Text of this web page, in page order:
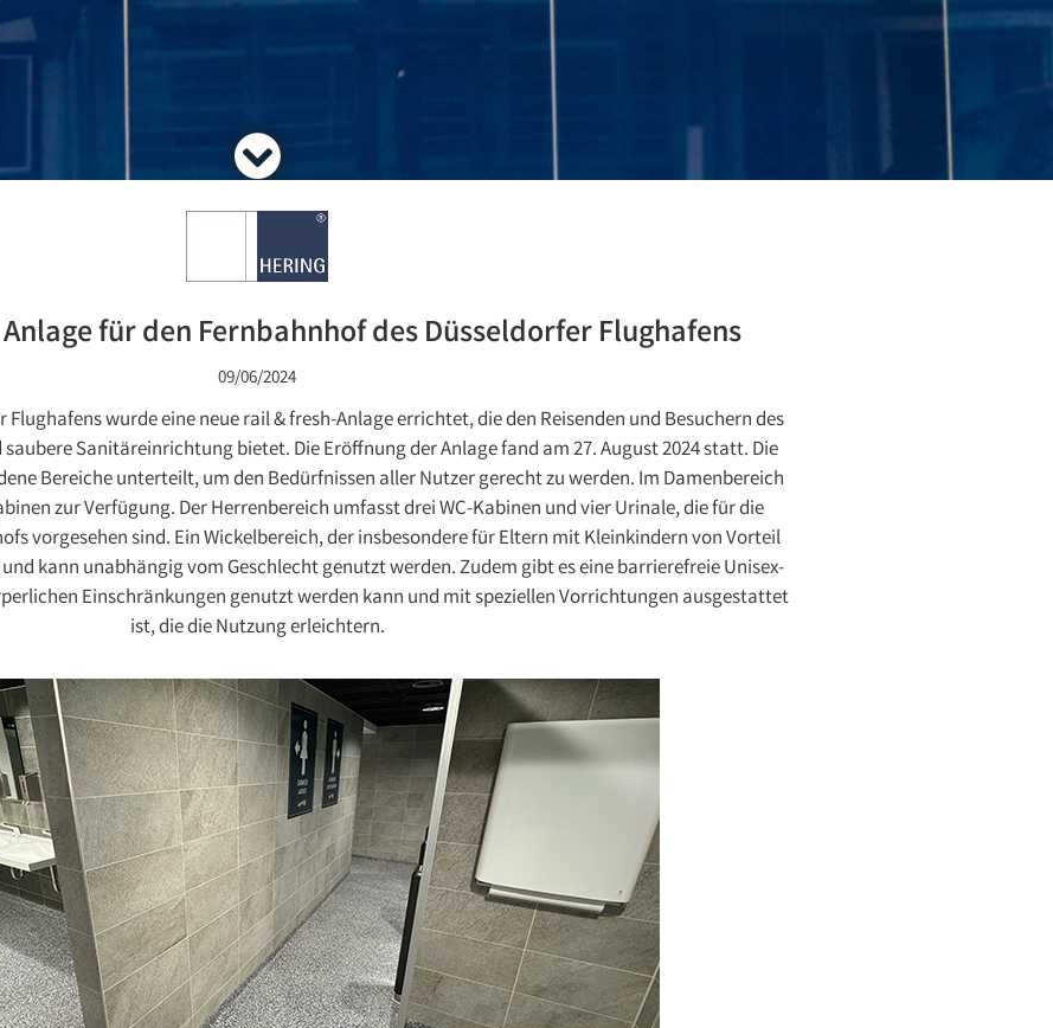
für den Fernbahnhof des Düsseldorfer Flughafens
09/06/2024
wurde eine neue rail & fresh-Anlage errichtet, die den Reisenden und Besuchern des
Sanitäreinrichtung bietet. Die Eröffnung der Anlage fand am 27. August 2024 statt. Die
Bereiche unterteilt, um den Bedürfnissen aller Nutzer gerecht zu werden. Im Damenbereich
zur Verfügung. Der Herrenbereich umfasst drei WC-Kabinen und vier Urinale, die für die
vorgesehen sind. Ein Wickelbereich, der insbesondere für Eltern mit Kleinkindern von Vorteil
kann unabhängig vom Geschlecht genutzt werden. Zudem gibt es eine barrierefreie Unisex-
Einschränkungen genutzt werden kann und mit speziellen Vorrichtungen ausgestattet
ist, die die Nutzung erleichtern.